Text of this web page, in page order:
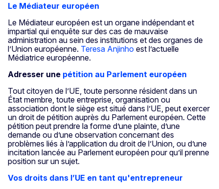
Le Médiateur européen
Le Médiateur européen est un organe indépendant et
impartial qui enquête sur des cas de mauvaise
administration au sein des institutions et des organes de
l’Union européenne. Teresa Anjinho est l’actuelle
Médiatrice européenne.
Adresser une pétition au Parlement européen
Tout citoyen de l’UE, toute personne résident dans un
État membre, toute entreprise, organisation ou
association dont le siège est situé dans l’UE, peut exercer
un droit de pétition auprès du Parlement européen. Cette
pétition peut prendre la forme d’une plainte, d’une
demande ou d’une observation concernant des
problèmes liés à l’application du droit de l’Union, ou d’une
incitation lancée au Parlement européen pour qu’il prenne
position sur un sujet.
Vos droits dans l’UE en tant qu'entrepreneur